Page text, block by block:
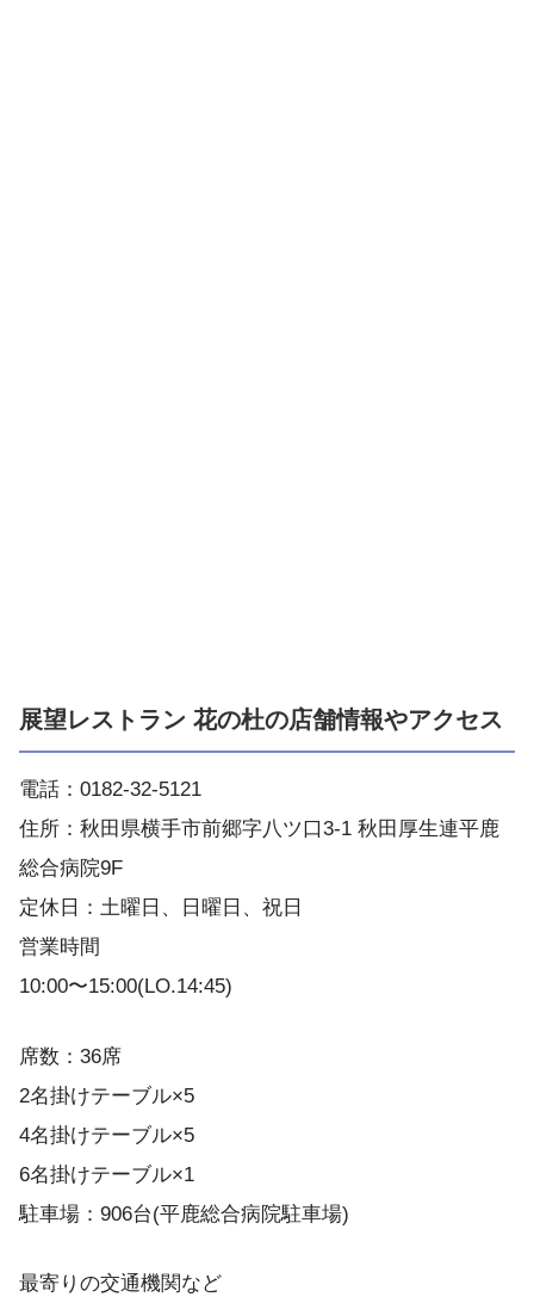
展望レストラン 花の杜の店舗情報やアクセス
電話：0182-32-5121
住所：秋田県横手市前郷字八ツ口3-1 秋田厚生連平鹿
総合病院9F
定休日：土曜日、日曜日、祝日
営業時間
10:00〜15:00(LO.14:45)
席数：36席
2名掛けテーブル×5
4名掛けテーブル×5
6名掛けテーブル×1
駐車場：906台(平鹿総合病院駐車場)
最寄りの交通機関など